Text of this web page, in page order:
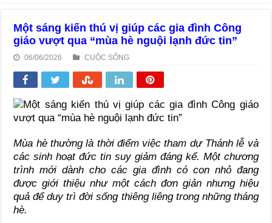
Một sáng kiến thú vị giúp các gia đình Công
giáo vượt qua “mùa hè nguội lạnh đức tin”
06/06/2026 CUỘC SỐNG
Mùa hè thường là thời điểm việc tham dự Thánh lễ và
các sinh hoạt đức tin suy giảm đáng kể. Một chương
trình mới dành cho các gia đình có con nhỏ đang
được giới thiệu như một cách đơn giản nhưng hiệu
quả để duy trì đời sống thiêng liêng trong những tháng
hè.